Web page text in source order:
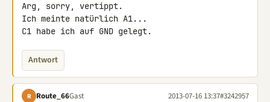
Arg, sorry, vertippt.
Ich meinte natürlich A1...
C1 habe ich auf GND gelegt.
Antwort
R Route_66Gast 2013-07-16 13:37#3242957